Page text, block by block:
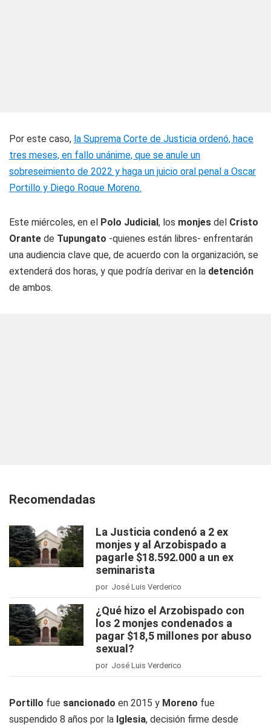
Por este caso, la Suprema Corte de Justicia ordenó, hace
tres meses, en fallo unánime, que se anule un
sobreseimiento de 2022 y haga un juicio oral penal a Oscar
Portillo y Diego Roque Moreno.
Este miércoles, en el Polo Judicial, los monjes del Cristo
Orante de Tupungato -quienes están libres- enfrentarán
una audiencia clave que, de acuerdo con la organización, se
extenderá dos horas, y que podría derivar en la detención
de ambos.
Recomendadas
La Justicia condenó a 2 ex
monjes y al Arzobispado a
pagarle $18.592.000 a un ex
seminarista
por José Luis Verderico
¿Qué hizo el Arzobispado con
los 2 monjes condenados a
pagar $18,5 millones por abuso
sexual?
por José Luis Verderico
Portillo fue sancionado en 2015 y Moreno fue
suspendido 8 años por la Iglesia, decisión firme desde